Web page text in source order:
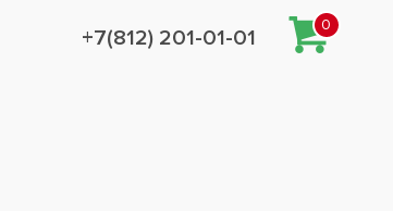
+7(812) 201-01-01
0